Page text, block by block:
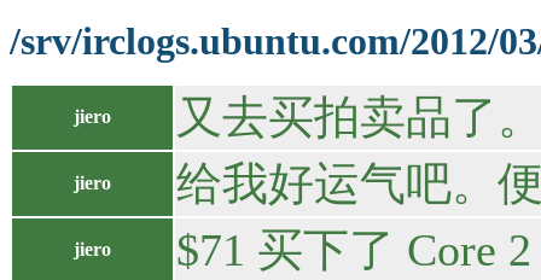
/srv/irclogs.ubuntu.com/2012/
jiero 又去买拍卖品了
jiero 给我好运气吧。
jiero $71 买下了 Core